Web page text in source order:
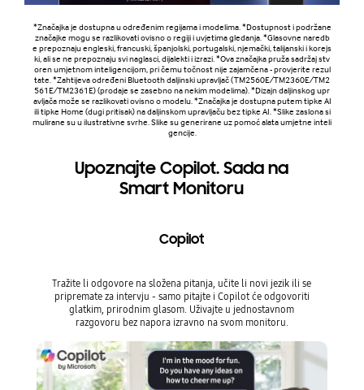
*Značajka je dostupna u određenim regijama i modelima. *Dostupnost i podržane
značajke mogu se razlikovati ovisno o regiji i uvjetima gledanja. *Glasovne naredb
e prepoznaju engleski, francuski, španjolski, portugalski, njemački, talijanski i korejs
ki, ali se ne prepoznaju svi naglasci, dijalekti i izrazi. *Ova značajka pruža sadržaj stv
oren umjetnom inteligencijom, pri čemu točnost nije zajamčena - provjerite rezul
tate. *Zahtijeva određeni Bluetooth daljinski upravljač (TM2560E/TM2360E/TM2
561E/TM2361E) (prodaje se zasebno na nekim modelima). *Dizajn daljinskog upr
avljača može se razlikovati ovisno o modelu. *Značajka je dostupna putem tipke AI
ili tipke Home (dugi pritisak) na daljinskom upravljaču bez tipke AI. *Slike zaslona si
mulirane su u ilustrativne svrhe. Slike su generirane uz pomoć alata umjetne inteli
gencije.
Upoznajte Copilot. Sada na
Smart Monitoru
Copilot
Tražite li odgovore na složena pitanja, učite li novi jezik ili se
pripremate za intervju - samo pitajte i Copilot će odgovoriti
glatkim, prirodnim glasom. Uživajte u jednostavnom
razgovoru bez napora izravno na svom monitoru.